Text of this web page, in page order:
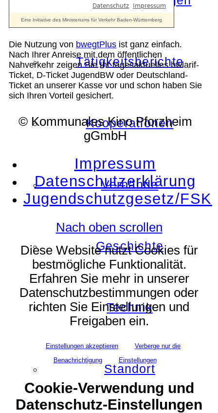
Tätigkeitsberichte
Kooperationen
Verbände
Geschichte
Technik
Standort
Die Nutzung von bwegtPlus ist ganz einfach.
Nach Ihrer Anreise mit dem öffentlichen
Nahverkehr zeigen Sie Ihr tagesaktuelles bwlarif-
Ticket, D-Ticket JugendBW oder Deutschland-
Ticket an unserer Kasse vor und schon haben Sie
sich Ihren Vorteil gesichert.
© Kommunales Kino Pforzheim
gGmbH
Impressum
Datenschutzerklärung
Jugendschutzgesetz/FSK
Nach oben scrollen
Diese Website nutzt Cookies für
bestmögliche Funktionalität.
Erfahren Sie mehr in unserer
Datenschutzbestimmungen oder
richten Sie Einstellungen und
Freigaben ein.
Einstellungen akzeptieren
Verberge nur die
Benachrichtigung
Einstellungen
Cookie-Verwendung und
Datenschutz-Einstellungen